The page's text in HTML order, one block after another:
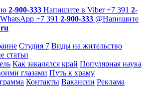
2-900-333 Напишите в Viber +7 391 2-
+7 391 2-900-333 @Напишите
Студия 7 Виды на жительство
статьи
Как закалялся край Популярная наука
глазами Путь к храму
Контакты Вакансии Реклама